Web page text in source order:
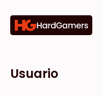
Categorías
Marcas
Tiendas
Usuario